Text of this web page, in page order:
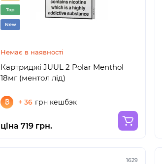
Top
New
Немає в наявності
Картриджі JUUL 2 Polar Menthol
18мг (ментол лід)
+ 36 грн кешбэк
ціна 719 грн.
1629